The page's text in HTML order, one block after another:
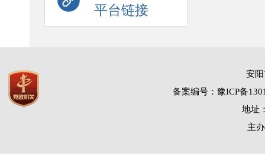
平台链接
安
备案编号：豫ICP备
地址
主